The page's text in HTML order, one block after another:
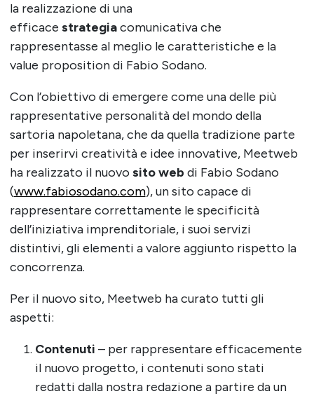
la realizzazione di una
efficace strategiacomunicativa che
rappresentasse al meglio le caratteristiche e la
value proposition di Fabio Sodano.
Con l’obiettivo di emergere come una delle più
rappresentative personalità del mondo della
sartoria napoletana, che da quella tradizione parte
per inserirvi creatività e idee innovative, Meetweb
ha realizzato il nuovo sito web di Fabio Sodano
(www.fabiosodano.com), un sito capace di
rappresentare correttamente le specificità
dell’iniziativa imprenditoriale, i suoi servizi
distintivi, gli elementi a valore aggiunto rispetto la
concorrenza.
Per il nuovo sito, Meetweb ha curato tutti gli
aspetti:
Contenuti – per rappresentare efficacemente
il nuovo progetto, i contenuti sono stati
redatti dalla nostra redazione a partire da un